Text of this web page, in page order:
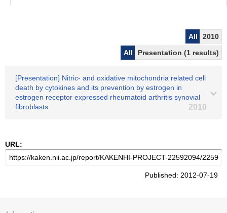
All
2010
All
Presentation (1 results)
[Presentation] Nitric- and oxidative mitochondria related cell
death by cytokines and its prevention by estrogen in
estrogen receptor expressed rheumatoid arthritis synovial
fibroblasts.
2010
URL:
Published: 2012-07-19